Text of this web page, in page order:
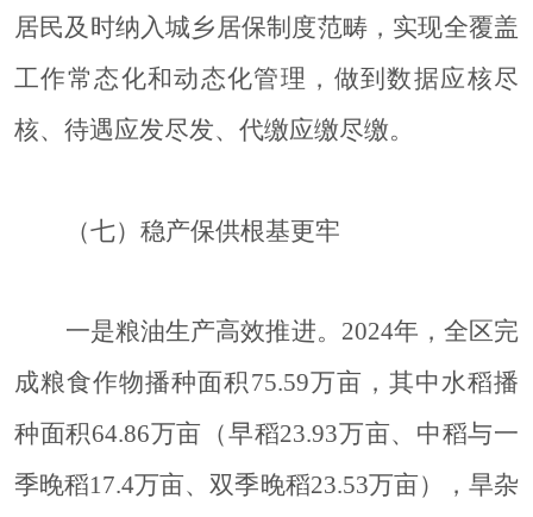
居民及时纳入城乡居保制度范畴，实现全覆盖
工作常态化和动态化管理，做到数据应核尽
核、待遇应发尽发、代缴应缴尽缴。
（七）稳产保供根基更牢
一是粮油生产高效推进。 2024年，全区完
成粮食作物播种面积75.59万亩，其中水稻播
种面积64.86万亩（早稻23.93万亩、中稻与一
季晚稻17.4万亩、双季晚稻23.53万亩），旱杂